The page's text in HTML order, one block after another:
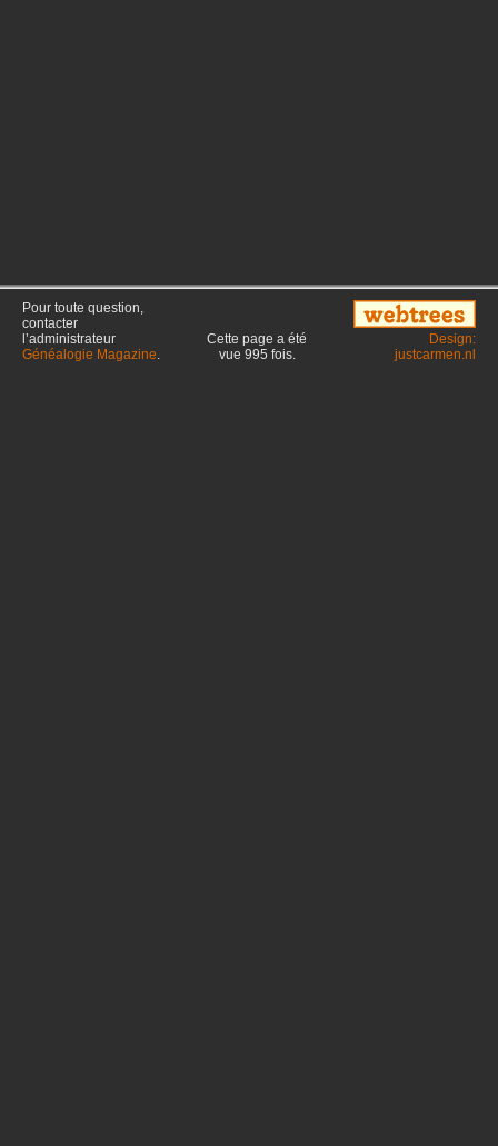
Pour toute question,
contacter
l’administrateur
Généalogie Magazine.
Cette page a été
vue 995 fois.
Design:
justcarmen.nl